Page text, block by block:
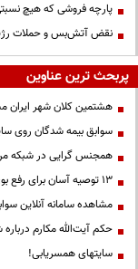
پارچه فروشی که هیچ نسبتی
نقض آتش‌بس و حملات
پربحث ترین عناوین
هشتمین کلان شهر
سوابق بیمه شدگان روی
همجنس گرایی در شبکه
13 توصیه آسان برای رفع بوی بد دهان
مشاهده سامانه آنلاين
حكم آيت‌الله مكارم
سایتهای همسریابی!